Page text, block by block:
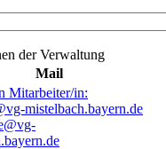
der Verwaltung
Mail